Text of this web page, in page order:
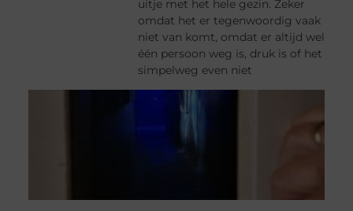
uitje met het hele gezin. Zeker
omdat het er tegenwoordig vaak
niet van komt, omdat er altijd wel
één persoon weg is, druk is of het
simpelweg even niet